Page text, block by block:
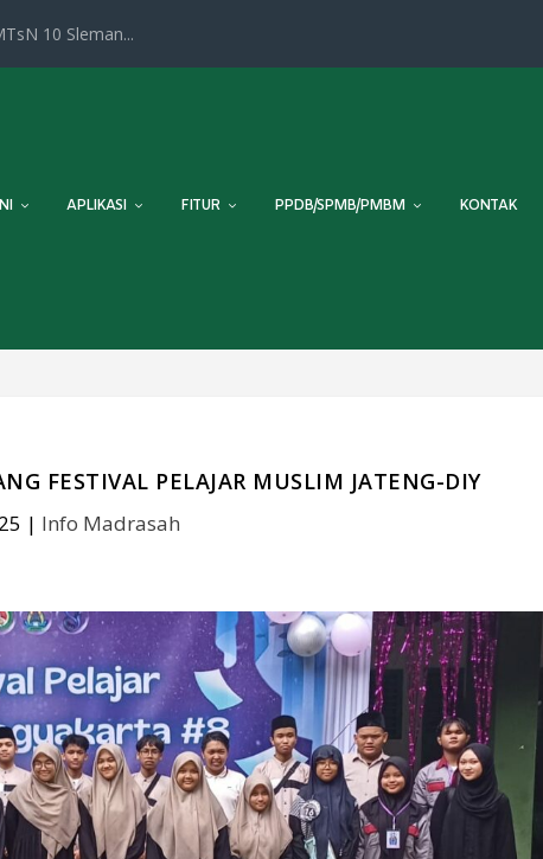
10 Sleman...
APLIKASI FITUR PPDB/SPMB/PMBM KONTAK
FESTIVAL PELAJAR MUSLIM JATENG-DIY
| Info Madrasah